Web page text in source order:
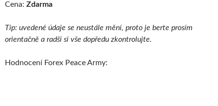
Cena: Zdarma
Tip: uvedené údaje se neustále mění, proto je berte prosím
orientačně a radši si vše dopředu zkontrolujte.
Hodnocení Forex Peace Army: